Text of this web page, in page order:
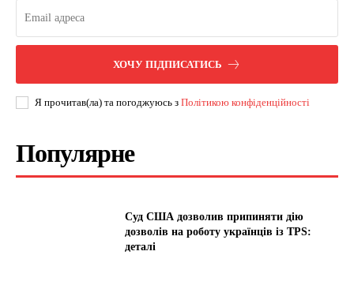
ХОЧУ ПІДПИСАТИСЬ
Я прочитав(ла) та погоджуюсь з Політикою конфіденційності
Популярне
Суд США дозволив припиняти дію
дозволів на роботу українців із TPS:
деталі